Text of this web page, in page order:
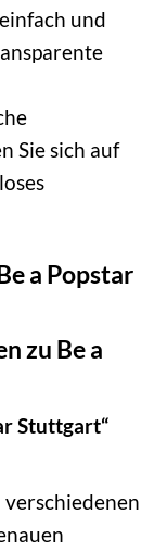
und
Sie sich auf
a Popstar
zu Be a
Stuttgart“
verschiedenen